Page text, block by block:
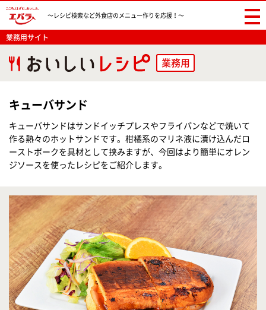
〜レシピ検索など外食店のメニュー作りを応援！〜
業務用サイト
業務用
キューバサンド
キューバサンドはサンドイッチプレスやフライパンなどで焼いて
作る熱々のホットサンドです。柑橘系のマリネ液に漬け込んだロ
ーストポークを具材として挟みますが、今回はより簡単にオレン
ジソースを使ったレシピをご紹介します。